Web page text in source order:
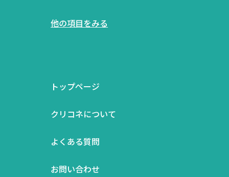
他の項目をみる
トップページ
クリコネについて
よくある質問
お問い合わせ